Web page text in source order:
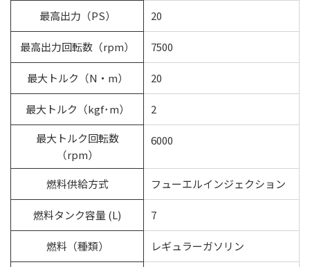
最高出力（PS） 20
最高出力回転数（rpm） 7500
最大トルク（N・m） 20
最大トルク（kgf･m）
2
最大トルク回転数
（rpm）
6000
燃料供給方式 フューエルインジェクション
燃料タンク容量 (L) 7
燃料（種類）
レギュラーガソリン